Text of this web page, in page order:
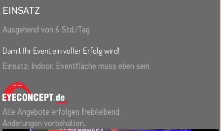
EINSATZ
Ausgehend von 6 Std./Tag
Damit Ihr Event ein voller Erfolg wird!
Einsatz: Indoor, Eventfläche muss eben sein
Alle Angebote erfolgen freibleibend.
Änderungen vorbehalten.